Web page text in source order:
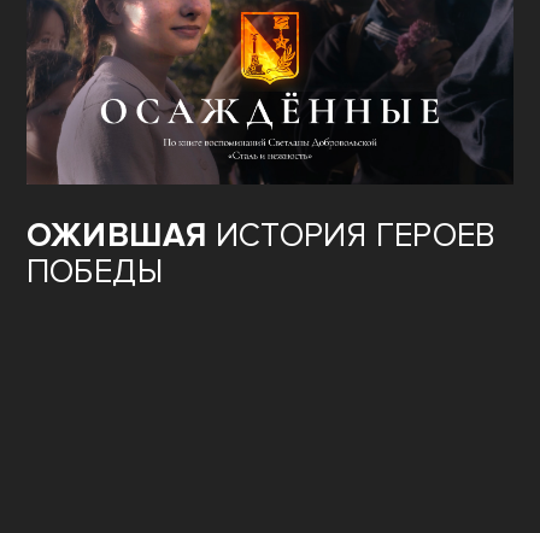
ОЖИВШАЯ ИСТОРИЯ ГЕРОЕВ
ПОБЕДЫ